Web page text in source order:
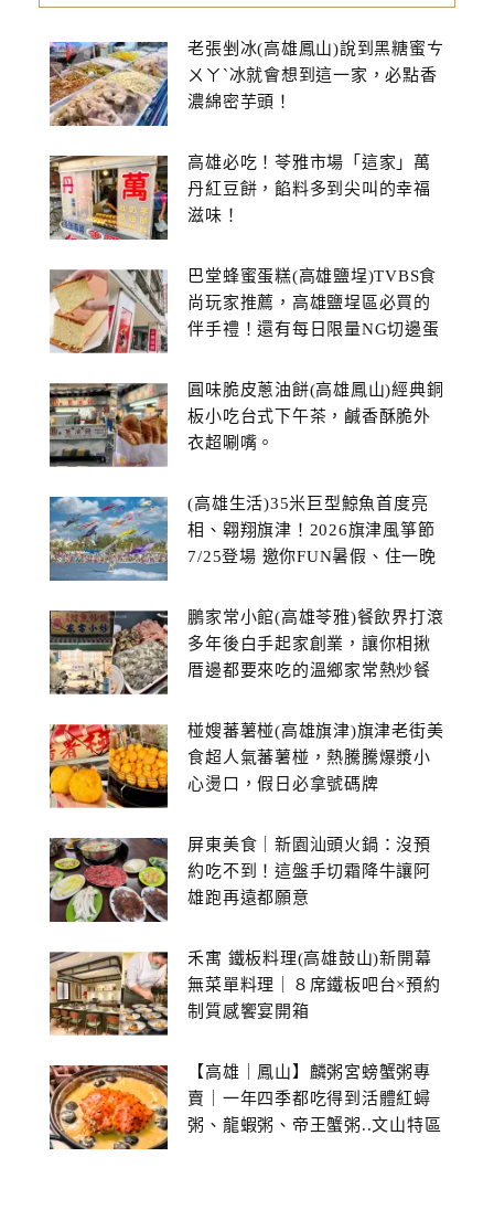
老張剉冰(高雄鳳山)說到黑糖蜜ㄘ
ㄨㄚˋ冰就會想到這一家，必點香
濃綿密芋頭！
高雄必吃！苓雅市場「這家」萬
丹紅豆餅，餡料多到尖叫的幸福
滋味！
巴堂蜂蜜蛋糕(高雄鹽埕)TVBS食
尚玩家推薦，高雄鹽埕區必買的
伴手禮！還有每日限量NG切邊蛋
圓味脆皮蔥油餅(高雄鳳山)經典銅
板小吃台式下午茶，鹹香酥脆外
衣超唰嘴。
(高雄生活)35米巨型鯨魚首度亮
相、翱翔旗津！2026旗津風箏節
7/25登場 邀你FUN暑假、住一晚
鵬家常小館(高雄苓雅)餐飲界打滾
多年後白手起家創業，讓你相揪
厝邊都要來吃的溫鄉家常熱炒餐
椪嫂蕃薯椪(高雄旗津)旗津老街美
食超人氣蕃薯椪，熱騰騰爆漿小
心燙口，假日必拿號碼牌
屏東美食｜新園汕頭火鍋：沒預
約吃不到！這盤手切霜降牛讓阿
雄跑再遠都願意
禾寓 鐵板料理(高雄鼓山)新開幕
無菜單料理｜８席鐵板吧台×預約
制質感饗宴開箱
【高雄｜鳳山】麟粥宮螃蟹粥專
賣｜一年四季都吃得到活體紅蟳
粥、龍蝦粥、帝王蟹粥..文山特區